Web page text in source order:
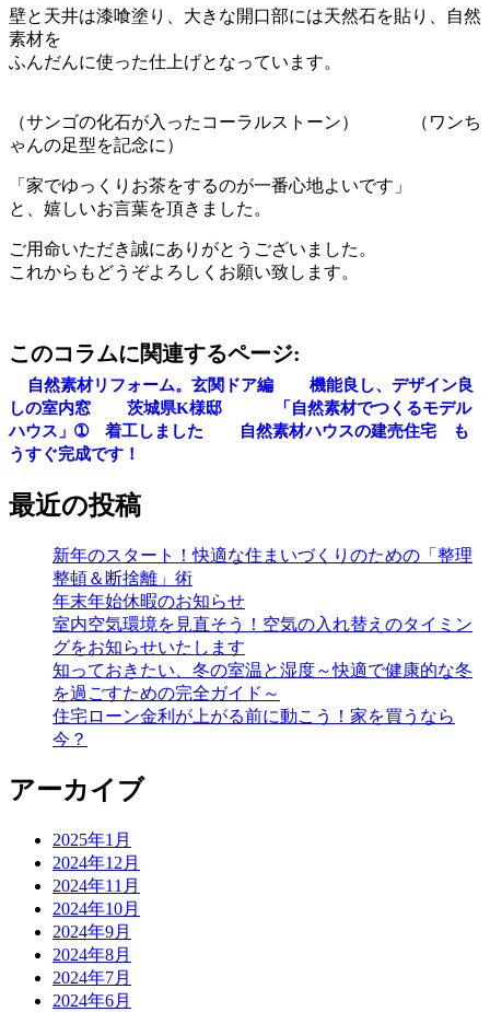
壁と天井は漆喰塗り、大きな開口部には天然石を貼り、自然
素材を
ふんだんに使った仕上げとなっています。
（サンゴの化石が入ったコーラルストーン） （ワンち
ゃんの足型を記念に）
「家でゆっくりお茶をするのが一番心地よいです」
と、嬉しいお言葉を頂きました。
ご用命いただき誠にありがとうございました。
これからもどうぞよろしくお願い致します。
このコラムに関連するページ:
自然素材リフォーム。玄関ドア編
機能良し、デザイン良
しの室内窓
茨城県K様邸
「自然素材でつくるモデル
ハウス」➀ 着工しました
自然素材ハウスの建売住宅 も
うすぐ完成です！
最近の投稿
新年のスタート！快適な住まいづくりのための「整理
整頓＆断捨離」術
年末年始休暇のお知らせ
室内空気環境を見直そう！空気の入れ替えのタイミン
グをお知らせいたします
知っておきたい、冬の室温と湿度～快適で健康的な冬
を過ごすための完全ガイド～
住宅ローン金利が上がる前に動こう！家を買うなら
今？
アーカイブ
2025年1月
2024年12月
2024年11月
2024年10月
2024年9月
2024年8月
2024年7月
2024年6月